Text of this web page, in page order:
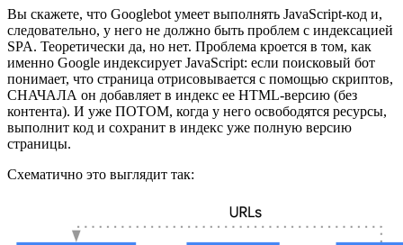
Вы скажете, что Googlebot умеет выполнять JavaScript-код и,
следовательно, у него не должно быть проблем с индексацией
SPA. Теоретически да, но нет. Проблема кроется в том, как
именно Google индексирует JavaScript: если поисковый бот
понимает, что страница отрисовывается с помощью скриптов,
СНАЧАЛА он добавляет в индекс ее HTML-версию (без
контента). И уже ПОТОМ, когда у него освободятся ресурсы,
выполнит код и сохранит в индекс уже полную версию
страницы.
Схематично это выглядит так: